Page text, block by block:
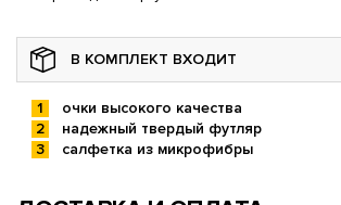
В КОМПЛЕКТ ВХОДИТ
очки высокого качества
надежный твердый футляр
салфетка из микрофибры